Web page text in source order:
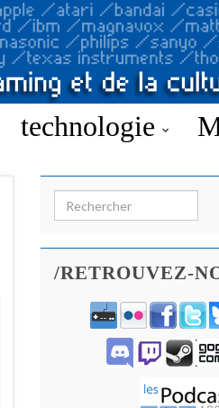
technologie
Search for:
/RETROUVEZ-